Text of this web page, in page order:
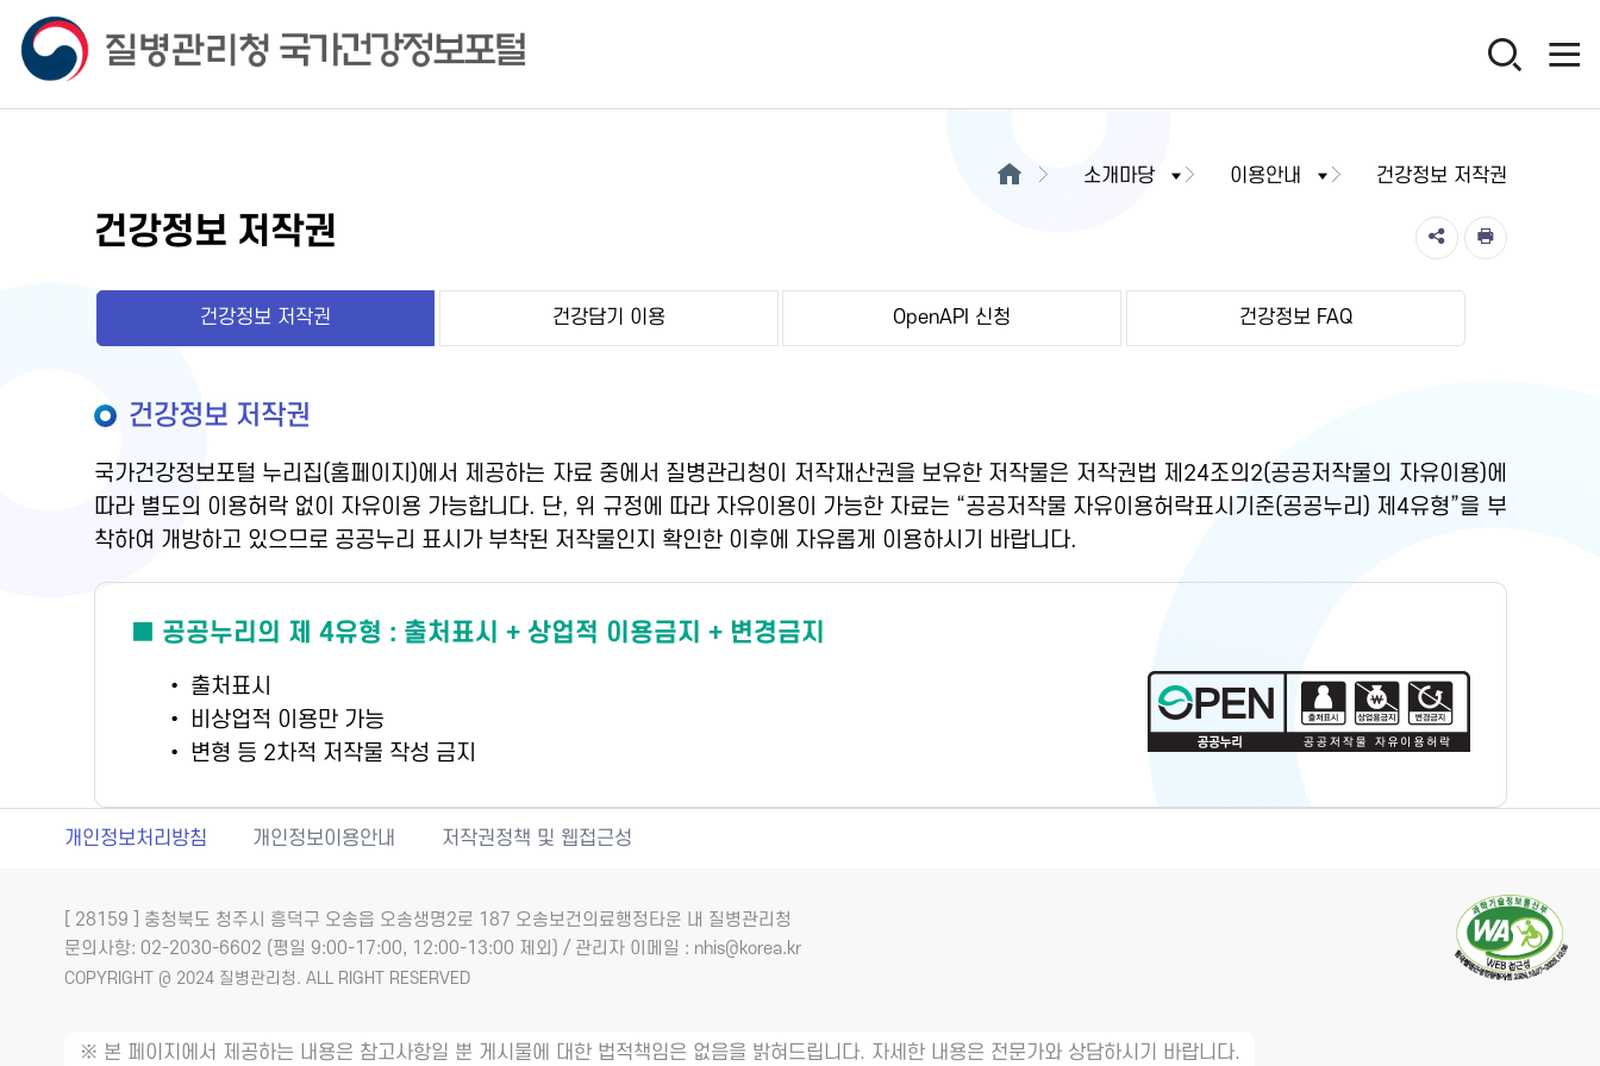
소개마당 이용안내 건강정보 저작권
건강정보 저작권
건강정보 저작권 건강담기 이용 OpenAPI 신청 건강정보 FAQ
건강정보 저작권
국가건강정보포털 누리집(홈페이지)에서 제공하는 자료 중에서 질병관리청이 저작재산권을 보유한 저작물은 저작권법 제24조의2(공공저작물의 자유이용)에
따라 별도의 이용허락 없이 자유이용 가능합니다. 단, 위 규정에 따라 자유이용이 가능한 자료는 “공공저작물 자유이용허락표시기준(공공누리) 제4유형”을 부
착하여 개방하고 있으므로 공공누리 표시가 부착된 저작물인지 확인한 이후에 자유롭게 이용하시기 바랍니다.
■ 공공누리의 제 4유형 : 출처표시 + 상업적 이용금지 + 변경금지
• 출처표시
• 비상업적 이용만 가능
• 변형 등 2차적 저작물 작성 금지
개인정보처리방침 개인정보이용안내 저작권정책 및 웹접근성
[ 28159 ] 충청북도 청주시 흥덕구 오송읍 오송생명2로 187 오송보건의료행정타운 내 질병관리청
문의사항: 02-2030-6602 (평일 9:00-17:00, 12:00-13:00 제외) / 관리자 이메일 : nhis@korea.kr
COPYRIGHT @ 2024 질병관리청. ALL RIGHT RESERVED
※ 본 페이지에서 제공하는 내용은 참고사항일 뿐 게시물에 대한 법적책임은 없음을 밝혀드립니다. 자세한 내용은 전문가와 상담하시기 바랍니다.